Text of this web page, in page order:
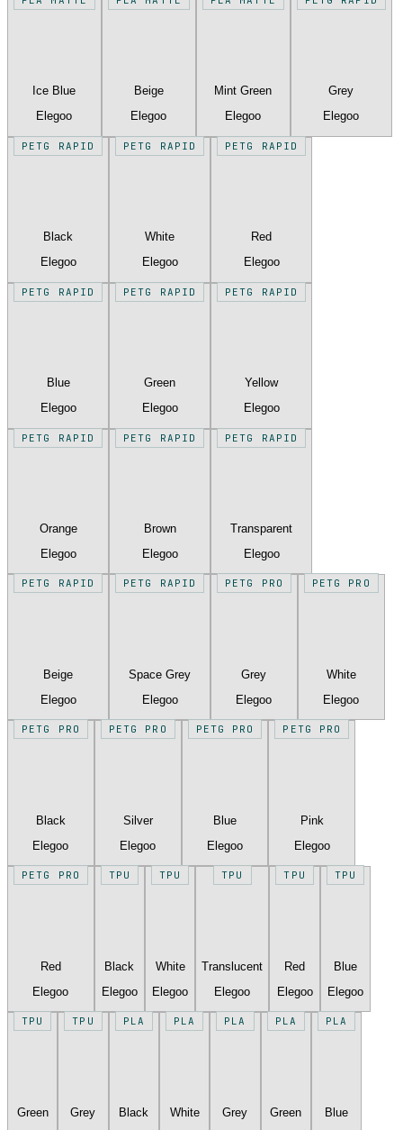
Ice Blue
Elegoo
Beige
Elegoo
Mint Green
Elegoo
Grey
Elegoo
PETG RAPID
Black
Elegoo
PETG RAPID
White
Elegoo
PETG RAPID
Red
Elegoo
PETG RAPID
Blue
Elegoo
PETG RAPID
Green
Elegoo
PETG RAPID
Yellow
Elegoo
PETG RAPID
Orange
Elegoo
PETG RAPID
Brown
Elegoo
PETG RAPID
Transparent
Elegoo
PETG RAPID
Beige
Elegoo
PETG RAPID
Space Grey
Elegoo
PETG PRO
Grey
Elegoo
PETG PRO
White
Elegoo
PETG PRO
Black
Elegoo
PETG PRO
Silver
Elegoo
PETG PRO
Blue
Elegoo
PETG PRO
Pink
Elegoo
PETG PRO
Red
Elegoo
TPU
Black
Elegoo
TPU
White
Elegoo
TPU
Translucent
Elegoo
TPU
Red
Elegoo
TPU
Blue
Elegoo
TPU
Green
TPU
Grey
PLA
Black
PLA
White
PLA
Grey
PLA
Green
PLA
Blue